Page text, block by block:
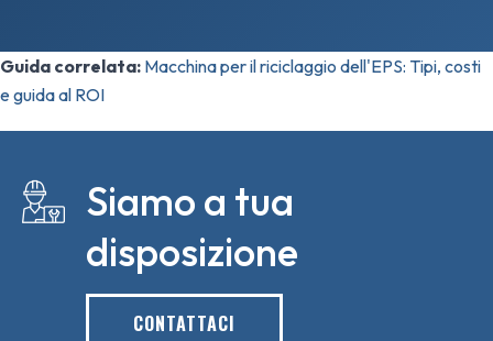
Guida correlata: Macchina per il riciclaggio dell'EPS: Tipi, costi
e guida al ROI
Siamo a tua
disposizione
CONTATTACI